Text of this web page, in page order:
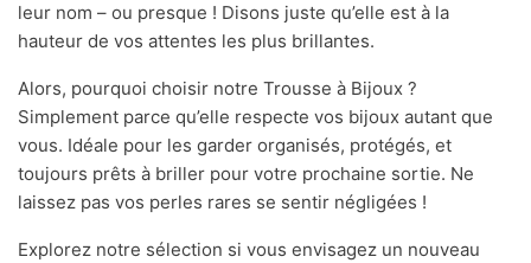
leur nom – ou presque ! Disons juste qu’elle est à la
hauteur de vos attentes les plus brillantes.
Alors, pourquoi choisir notre Trousse à Bijoux ?
Simplement parce qu’elle respecte vos bijoux autant que
vous. Idéale pour les garder organisés, protégés, et
toujours prêts à briller pour votre prochaine sortie. Ne
laissez pas vos perles rares se sentir négligées !
Explorez notre sélection si vous envisagez un nouveau